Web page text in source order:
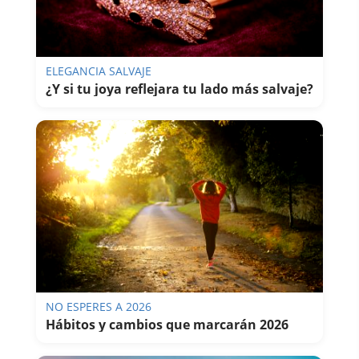
ELEGANCIA SALVAJE
¿Y si tu joya reflejara tu lado más salvaje?
NO ESPERES A 2026
Hábitos y cambios que marcarán 2026